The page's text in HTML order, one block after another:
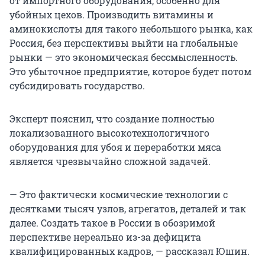
убойных цехов. Производить витамины и
аминокислоты для такого небольшого рынка, как
Россия, без перспективы выйти на глобальные
рынки — это экономическая бессмысленность.
Это убыточное предприятие, которое будет потом
субсидировать государство.
Эксперт пояснил, что создание полностью
локализованного высокотехнологичного
оборудования для убоя и переработки мяса
является чрезвычайно сложной задачей.
— Это фактически космические технологии с
десятками тысяч узлов, агрегатов, деталей и так
далее. Создать такое в России в обозримой
перспективе нереально из-за дефицита
квалифицированных кадров, — рассказал Юшин.